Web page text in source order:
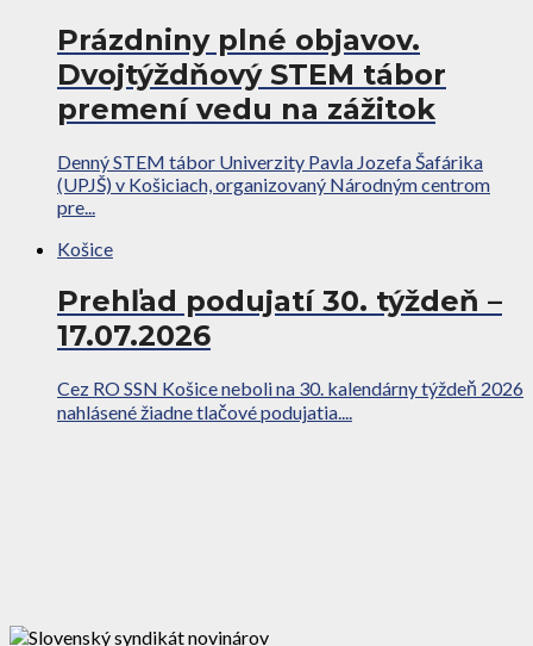
Prázdniny plné objavov.
Dvojtýždňový STEM tábor
premení vedu na zážitok
Denný STEM tábor Univerzity Pavla Jozefa Šafárika
(UPJŠ) v Košiciach, organizovaný Národným centrom
pre...
Košice
Prehľad podujatí 30. týždeň –
17.07.2026
Cez RO SSN Košice neboli na 30. kalendárny týždeň 2026
nahlásené žiadne tlačové podujatia....